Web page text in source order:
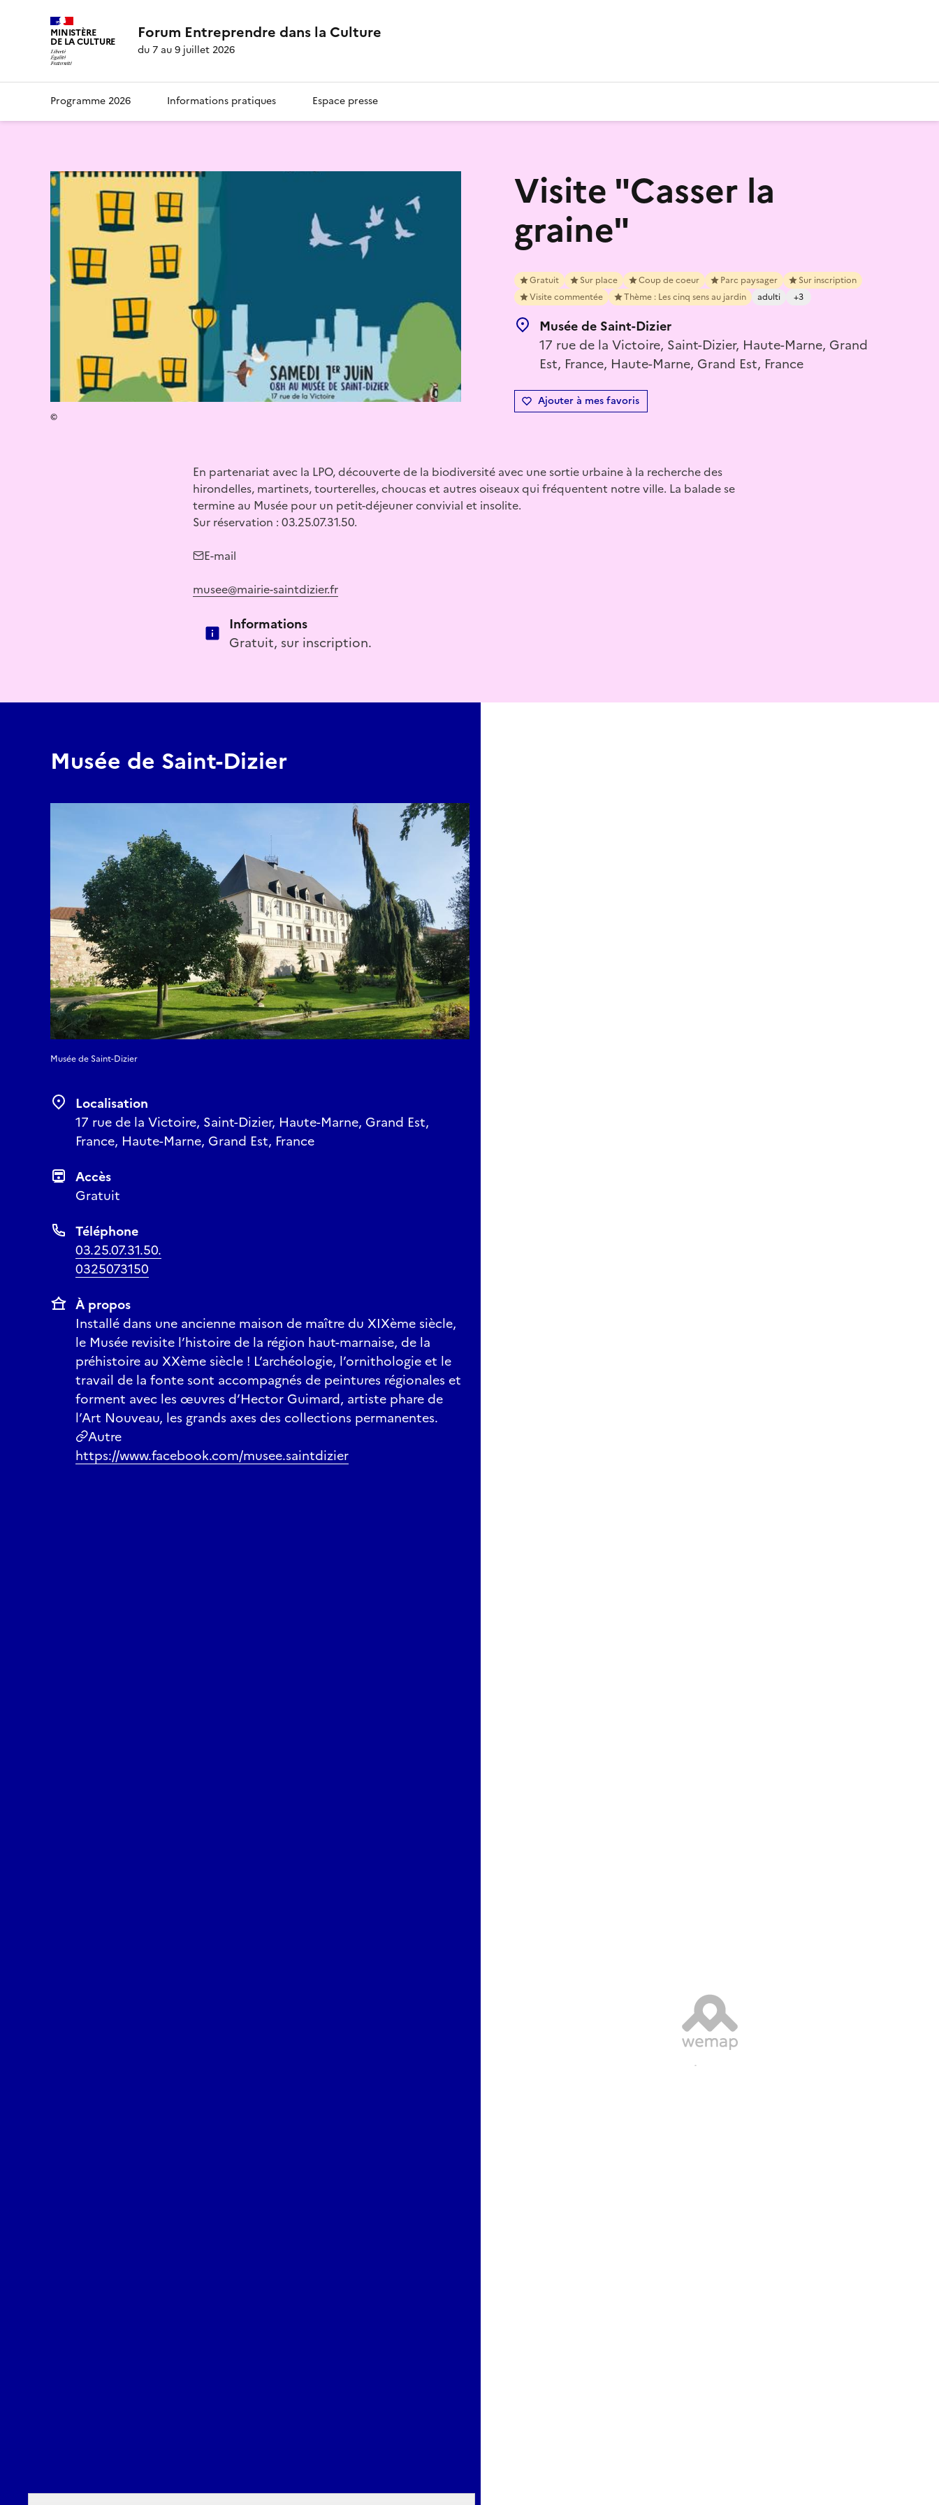
MINISTÈRE
DE LA CULTURE Forum Entreprendre dans la Culture
du 7 au 9 juillet 2026
Programme 2026 Informations pratiques Espace presse
Visite "Casser la
graine"
Gratuit Sur place Coup de coeur Parc paysager
Sur inscription
Visite commentée
Thème : Les cinq sens au jardin adulti +3
Musée de Saint-Dizier
17 rue de la Victoire, Saint-Dizier, Haute-Marne, Grand
Est, France, Haute-Marne, Grand Est, France
Ajouter à mes favoris
©
En partenariat avec la LPO, découverte de la biodiversité avec une sortie urbaine à la recherche des
hirondelles, martinets, tourterelles, choucas et autres oiseaux qui fréquentent notre ville. La balade se
termine au Musée pour un petit-déjeuner convivial et insolite.
Sur réservation : 03.25.07.31.50.
E-mail
musee@mairie-saintdizier.fr
Informations
Gratuit, sur inscription.
Musée de Saint-Dizier
Musée de Saint-Dizier
Localisation
17 rue de la Victoire, Saint-Dizier, Haute-Marne, Grand Est,
France, Haute-Marne, Grand Est, France
Accès
Gratuit
Téléphone
03.25.07.31.50.
0325073150
À propos
Installé dans une ancienne maison de maître du XIXème siècle,
le Musée revisite l’histoire de la région haut-marnaise, de la
préhistoire au XXème siècle ! L’archéologie, l’ornithologie et le
travail de la fonte sont accompagnés de peintures régionales et
forment avec les œuvres d’Hector Guimard, artiste phare de
l’Art Nouveau, les grands axes des collections permanentes.
Autre
https://www.facebook.com/musee.saintdizier